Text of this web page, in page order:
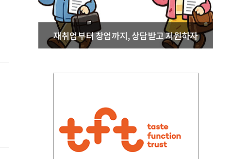
재취업부터 창업까지, 상담받고 지원하자